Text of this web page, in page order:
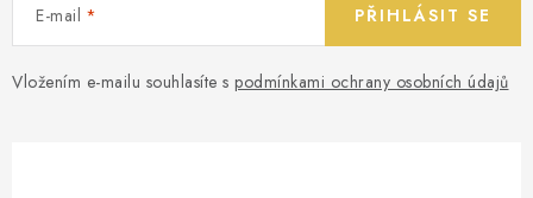
E-mail
Vložením e-mailu souhlasíte s podmínkami ochrany osobních údajů
PŘIHLÁSIT SE